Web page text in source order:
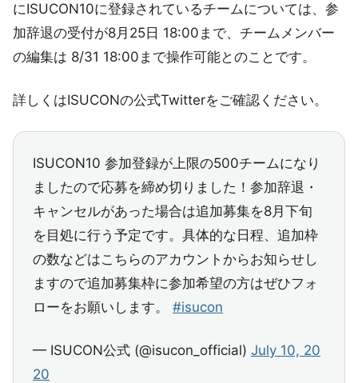
にISUCON10に登録されているチームについては、参
加辞退の受付が8月25日 18:00まで、チームメンバー
の編集は 8/31 18:00まで操作可能とのことです。
詳しくはISUCONの公式Twitterをご確認ください。
ISUCON10 参加登録が上限の500チームになり
ましたので応募を締め切りました！参加辞退・
キャンセルがあった場合は追加募集を8月下旬
を目処に行う予定です。具体的な日程、追加枠
の数などはこちらのアカウントからお知らせし
ますので追加募集枠に参加希望の方はぜひフォ
ローをお願いします。 #isucon
— ISUCON公式 (@isucon_official) July 10, 20
20